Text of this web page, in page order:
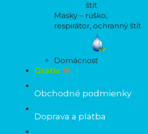
Masky – rúško,
respirátor, ochranný štít
Domácnosť
Grátis %
Obchodné podmienky
Doprava a platba